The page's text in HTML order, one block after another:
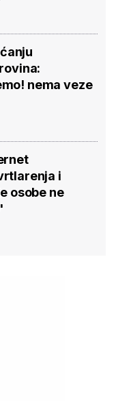
nema veze
i
osobe ne